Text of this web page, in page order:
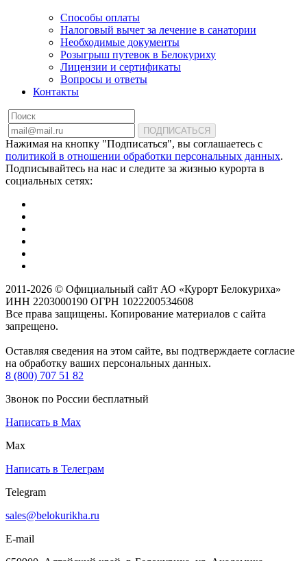
Способы оплаты
Налоговый вычет за лечение в санатории
Необходимые документы
Розыгрыш путевок в Белокуриху
Лицензии и сертификаты
Вопросы и ответы
Контакты
ПОДПИСАТЬСЯ
Нажимая на кнопку "Подписаться", вы соглашаетесь с
политикой в отношении обработки персональных данных.
Подписывайтесь на нас и следите за жизнью курорта в
социальных сетях:
2011-2026 © Официальный сайт АО «Курорт Белокуриха»
ИНН 2203000190 ОГРН 1022200534608
Все права защищены. Копирование материалов с сайта
запрещено.
Оставляя сведения на этом сайте, вы подтверждаете согласие
на обработку ваших персональных данных.
8 (800) 707 51 82
Звонок по России бесплатный
Написать в Max
Max
Написать в Телеграм
Telegram
sales@belokurikha.ru
E-mail